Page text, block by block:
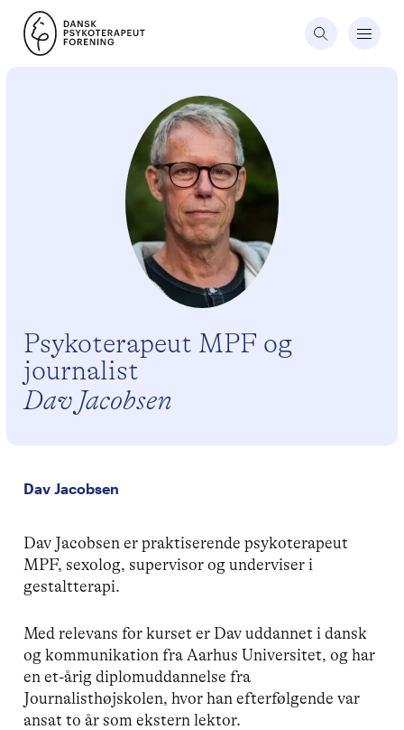
Psykoterapeut MPF og
journalist
Dav Jacobsen
Dav Jacobsen
Dav Jacobsen er praktiserende psykoterapeut
MPF, sexolog, supervisor og underviser i
gestaltterapi.
Med relevans for kurset er Dav uddannet i dansk
og kommunikation fra Aarhus Universitet, og har
en et-årig diplomuddannelse fra
Journalisthøjskolen, hvor han efterfølgende var
ansat to år som ekstern lektor.